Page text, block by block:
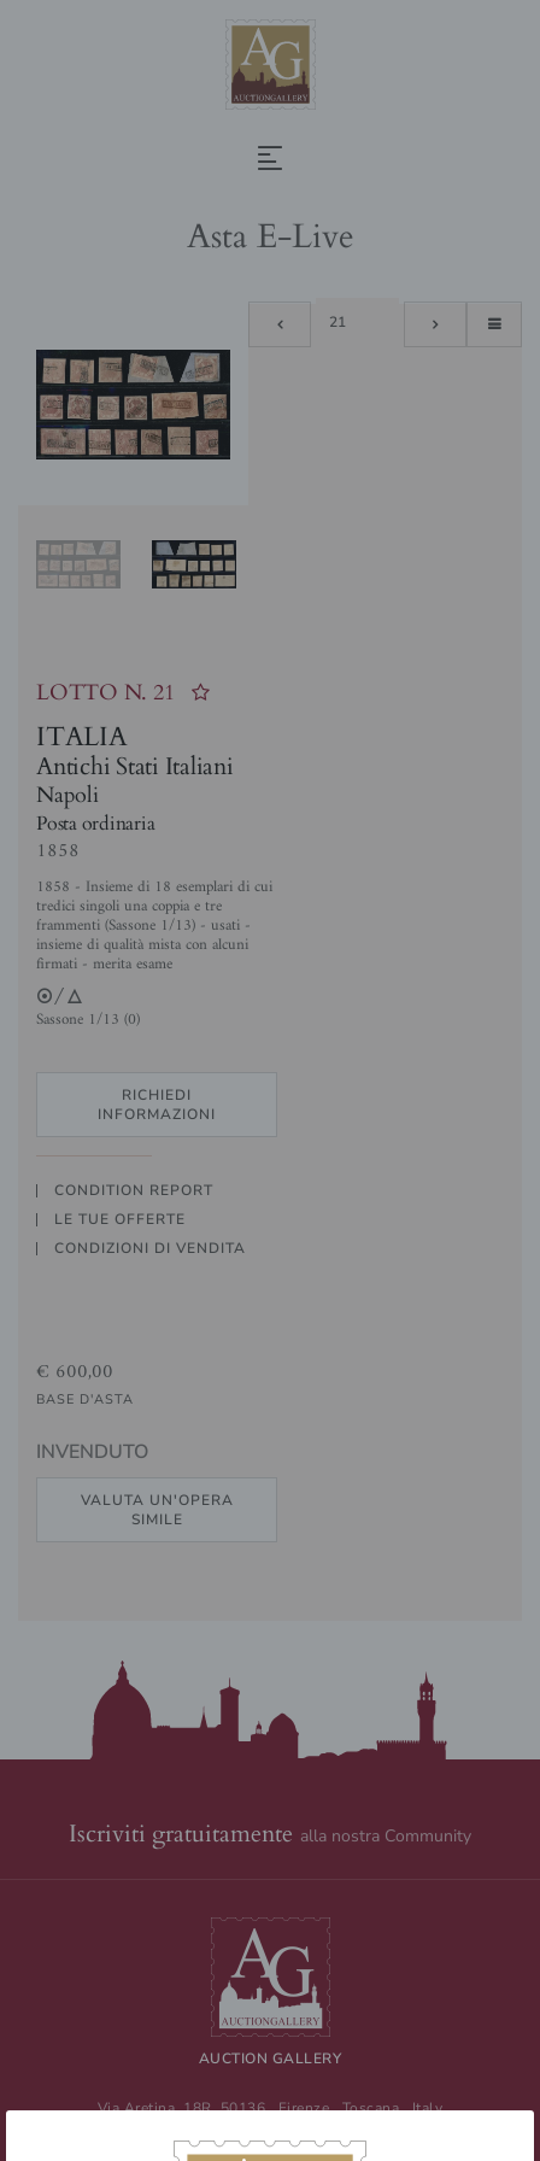
Asta E-Live
LOTTO N. 21
ITALIA
Antichi Stati Italiani
Napoli
Posta ordinaria
1858
1858 - Insieme di 18 esemplari di cui
tredici singoli una coppia e tre
frammenti (Sassone 1/13) - usati -
insieme di qualità mista con alcuni
firmati - merita esame
2/3
Sassone 1/13 (0)
RICHIEDI
INFORMAZIONI
CONDITION REPORT
LE TUE OFFERTE
CONDIZIONI DI VENDITA
€ 600,00
BASE D'ASTA
INVENDUTO
VALUTA UN'OPERA
SIMILE
Iscriviti gratuitamente alla nostra Community
AUCTION GALLERY
Via Aretina, 18R 50136 Firenze,Toscana,Italy
E-mail:info@auctiongallery.it